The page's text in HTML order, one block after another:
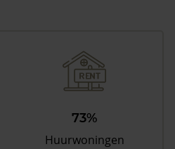
73%
Huurwoningen